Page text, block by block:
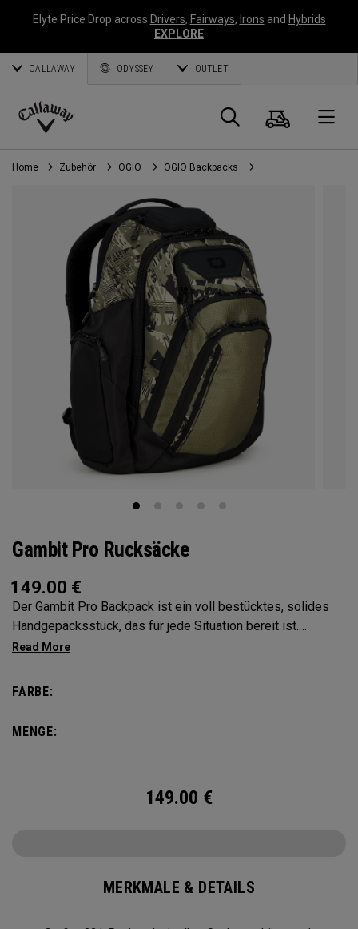
Elyte Price Drop across Drivers, Fairways, Irons and Hybrids
EXPLORE
CALLAWAY ODYSSEY OUTLET
Callaway
Golf
Suche
Home Zubehör OGIO OGIO Backpacks
Gambit Pro Rucksäcke
149.00 €
Der Gambit Pro Backpack ist ein voll bestücktes, solides
Handgepäcksstück, das für jede Situation bereit ist.
Strategisch angeordnete Fächer und Taschen, damit alles
FARBE:
MENGE:
149.00 €
MERKMALE & DETAILS